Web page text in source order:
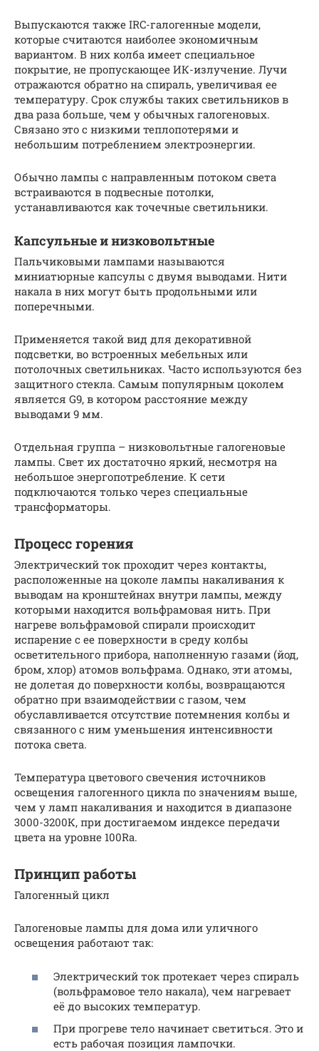
Выпускаются также IRC-галогенные модели,
которые считаются наиболее экономичным
вариантом. В них колба имеет специальное
покрытие, не пропускающее ИК-излучение. Лучи
отражаются обратно на спираль, увеличивая ее
температуру. Срок службы таких светильников в
два раза больше, чем у обычных галогеновых.
Связано это с низкими теплопотерями и
небольшим потреблением электроэнергии.
Обычно лампы с направленным потоком света
встраиваются в подвесные потолки,
устанавливаются как точечные светильники.
Капсульные и низковольтные
Пальчиковыми лампами называются
миниатюрные капсулы с двумя выводами. Нити
накала в них могут быть продольными или
поперечными.
Применяется такой вид для декоративной
подсветки, во встроенных мебельных или
потолочных светильниках. Часто используются без
защитного стекла. Самым популярным цоколем
является G9, в котором расстояние между
выводами 9 мм.
Отдельная группа – низковольтные галогеновые
лампы. Свет их достаточно яркий, несмотря на
небольшое энергопотребление. К сети
подключаются только через специальные
трансформаторы.
Процесс горения
Электрический ток проходит через контакты,
расположенные на цоколе лампы накаливания к
выводам на кронштейнах внутри лампы, между
которыми находится вольфрамовая нить. При
нагреве вольфрамовой спирали происходит
испарение с ее поверхности в среду колбы
осветительного прибора, наполненную газами (йод,
бром, хлор) атомов вольфрама. Однако, эти атомы,
не долетая до поверхности колбы, возвращаются
обратно при взаимодействии с газом, чем
обуславливается отсутствие потемнения колбы и
связанного с ним уменьшения интенсивности
потока света.
Температура цветового свечения источников
освещения галогенного цикла по значениям выше,
чем у ламп накаливания и находится в диапазоне
3000-3200К, при достигаемом индексе передачи
цвета на уровне 100Ra.
Принцип работы
Галогенный цикл
Галогеновые лампы для дома или уличного
освещения работают так:
Электрический ток протекает через спираль
(вольфрамовое тело накала), чем нагревает
её до высоких температур.
При прогреве тело начинает светиться. Это и
есть рабочая позиция лампочки.